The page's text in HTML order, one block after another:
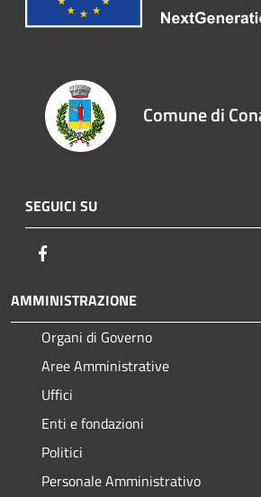
Comune di
SEGUICI SU
AMMINISTRAZIONE
Organi di Governo
Aree Amministrative
Uffici
Enti e fondazioni
Politici
Personale Amministrativo